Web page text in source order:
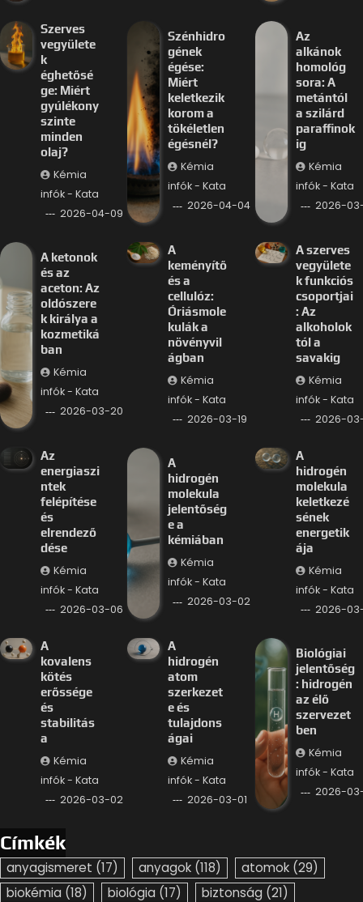
Szerves
vegyülete
k
éghetősé
ge: Miért
gyúlékony
szinte
minden
olaj?
Kémia
infók - Kata
2026-04-09
Szénhidro
gének
égése:
Miért
keletkezik
korom a
tökéletlen
égésnél?
Kémia
infók - Kata
2026-04-04
Az
alkánok
homológ
sora: A
metántól
a szilárd
paraffinok
ig
Kémia
infók - Kata
2026-
A ketonok
és az
aceton: Az
oldószere
k királya a
kozmetiká
ban
Kémia
infók - Kata
2026-03-20
A
keményítő
és a
cellulóz:
Óriásmole
kulák a
növényvil
ágban
Kémia
infók - Kata
2026-03-19
A szerves
vegyülete
k funkciós
csoportjai
: Az
alkoholok
tól a
savakig
Kémia
infók - Kata
2026-
Az
energiaszi
ntek
felépítése
és
elrendező
dése
Kémia
infók - Kata
2026-03-06
A
hidrogén
molekula
jelentőség
e a
kémiában
Kémia
infók - Kata
2026-03-02
A
hidrogén
molekula
keletkezé
sének
energetik
ája
Kémia
infók - Kata
2026-
A
kovalens
kötés
erőssége
és
stabilitás
a
Kémia
infók - Kata
2026-03-02
A
hidrogén
atom
szerkezet
e és
tulajdons
ágai
Kémia
infók - Kata
2026-03-01
Biológiai
jelentőség
: hidrogén
az élő
szervezet
ben
Kémia
infók - Kata
2026-
Címkék
anyagismeret (17) anyagok (118) atomok (29)
biokémia (18) biológia (17) biztonság (21)